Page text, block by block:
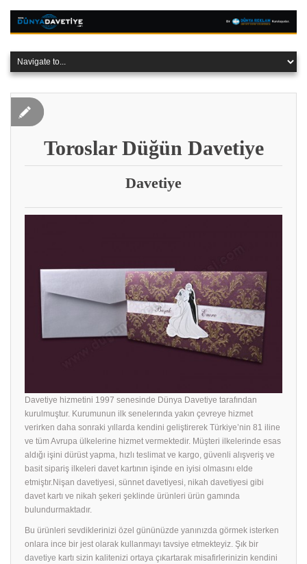
Toroslar‎ Düğün Davetiye
Davetiye
Davetiye hizmetini 1997 senesinde Dünya Davetiye tarafından
kurulmuştur. Kurumunun ilk senelerında yakın çevreye hizmet
verirken daha sonraki yıllarda kendini geliştirerek Türkiye’nin 81 iline
ve tüm Avrupa ülkelerine hizmet vermektedir. Müşteri ilkelerinde esas
aldığı işini dürüst yapma, hızlı teslimat ve kargo, güvenli alışveriş ve
basit sipariş ilkeleri davet kartının işinde en iyisi olmasını elde
etmiştır.Nişan davetiyesi, sünnet davetiyesi, nikah davetiyesi gibi
davet kartı ve nikah şekeri şeklinde ürünleri ürün gamında
bulundurmaktadır.
Bu ürünleri sevdiklerinizi özel gününüzde yanınızda görmek isterken
onlara ince bir jest olarak kullanmayı tavsiye etmekteyiz. Şık bir
davetiye kartı sizin kalitenizi ortaya çıkartarak misafirlerinizin kendini